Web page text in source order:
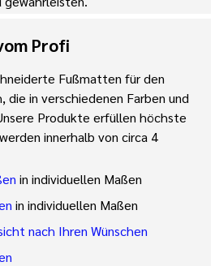
Profi
Fußmatten für den
die in verschiedenen Farben und
Produkte erfüllen höchste
innerhalb von circa 4
in individuellen Maßen
in individuellen Maßen
nach Ihren Wünschen